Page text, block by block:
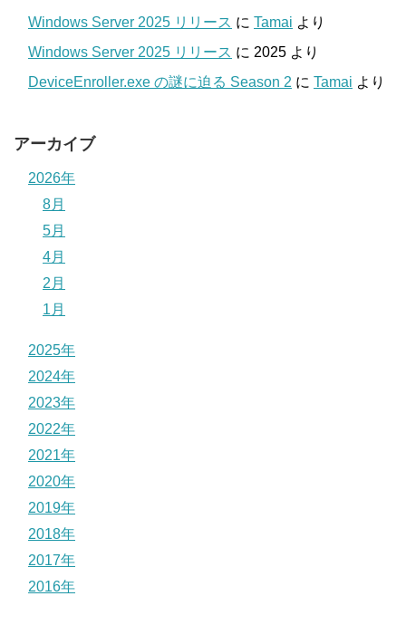
Windows Server 2025 リリース に Tamai より
Windows Server 2025 リリース に 2025 より
DeviceEnroller.exe の謎に迫る Season 2 に Tamai より
アーカイブ
2026年
8月
5月
4月
2月
1月
2025年
2024年
2023年
2022年
2021年
2020年
2019年
2018年
2017年
2016年